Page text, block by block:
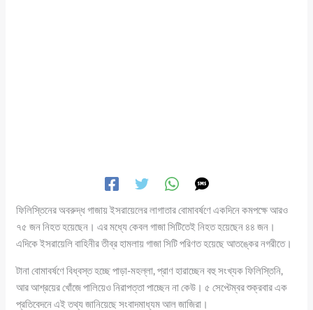
ফিলিস্তিনের অবরুদ্ধ গাজায় ইসরায়েলের লাগাতার বোমাবর্ষণে একদিনে কমপক্ষে আরও
৭৫ জন নিহত হয়েছেন। এর মধ্যে কেবল গাজা সিটিতেই নিহত হয়েছেন ৪৪ জন।
এদিকে ইসরায়েলি বাহিনীর তীব্র হামলায় গাজা সিটি পরিণত হয়েছে আতঙ্কের নগরীতে।
টানা বোমাবর্ষণে বিধ্বস্ত হচ্ছে পাড়া-মহল্লা, প্রাণ হারাচ্ছেন বহু সংখ্যক ফিলিস্তিনি,
আর আশ্রয়ের খোঁজে পালিয়েও নিরাপত্তা পাচ্ছেন না কেউ। ৫ সেপ্টেম্বর শুক্রবার এক
প্রতিবেদনে এই তথ্য জানিয়েছে সংবাদমাধ্যম আল জাজিরা।